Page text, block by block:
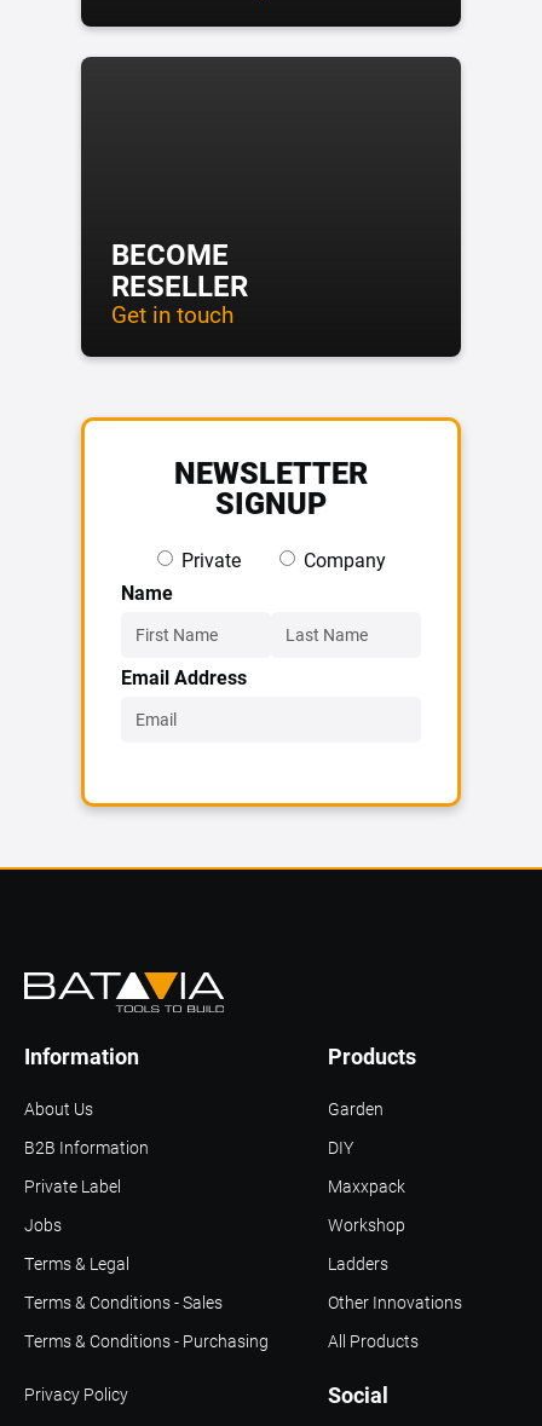
BECOME
RESELLER
Get in touch
NEWSLETTER
SIGNUP
Private
Company
Name
Email Address
Products
Social
About Us
Information
B2B Information
Terms & Legal
Terms & Conditions - Sales
Terms & Conditions - Purchasing
Privacy Policy
Jobs
Private Label
Garden
DIY
Maxxpack
Workshop
Ladders
All Products
Other Innovations